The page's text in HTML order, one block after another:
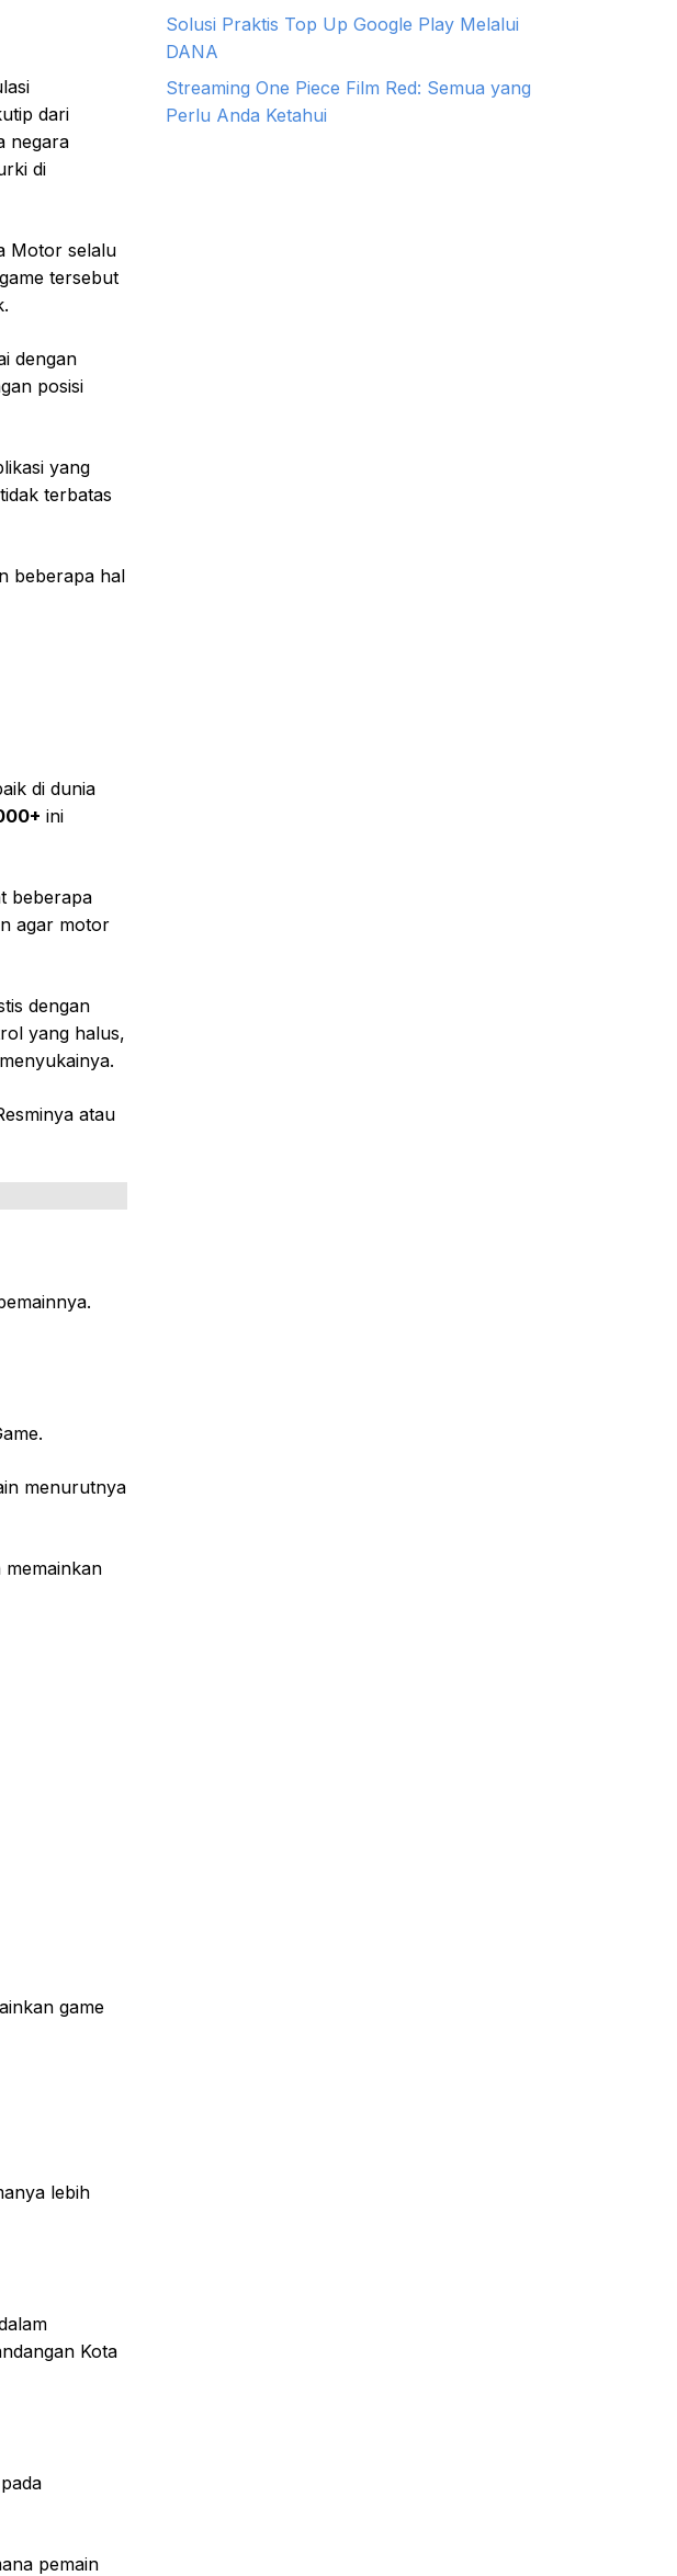
dari
negara
di
Motor selalu
tersebut
dengan
posisi
yang
terbatas
beberapa hal
di dunia
ini
beberapa
agar motor
dengan
yang halus,
atau
menurutnya
game
lebih
Kota
pemain
Solusi Praktis Top Up Google Play Melalui
DANA
Streaming One Piece Film Red: Semua yang
Perlu Anda Ketahui